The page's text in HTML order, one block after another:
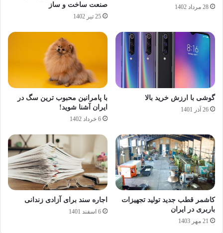
28 مرداد 1402
صنعت ساخت و ساز
25 تیر 1402
گوشی با ارزش خرید بالا
26 آذر 1401
با پامرانین محبوب ترین سگ در
ایران آشنا شوید!
6 خرداد 1402
کاشمر قطب جدید تولید تجهیزات
باربری در ایران
21 مهر 1403
اجاره سند برای آزادی زندانی
6 اسفند 1401